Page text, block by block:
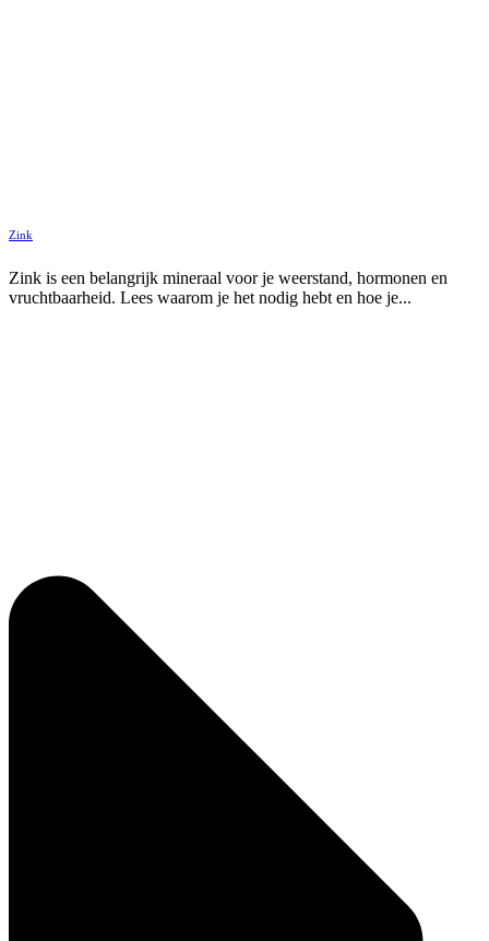
Zink
Zink is een belangrijk mineraal voor je weerstand, hormonen en
vruchtbaarheid. Lees waarom je het nodig hebt en hoe je...